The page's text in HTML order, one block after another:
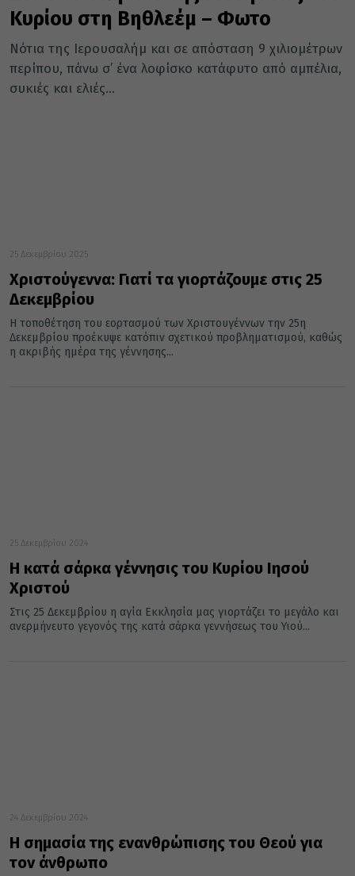
Κυρίου στη Βηθλεέμ – Φωτο
Νότια της Ιερουσαλήμ και σε απόσταση 9 χιλιομέτρων
περίπου, πάνω σ’ ένα λοφίσκο κατάφυτο από αμπέλια,
συκιές και ελιές...
25 Δεκεμβρίου 2025
Χριστούγεννα: Γιατί τα γιορτάζουμε στις 25
Δεκεμβρίου
Η τοποθέτηση του εορτασμού των Χριστουγέννων την 25η
Δεκεμβρίου προέκυψε κατόπιν σχετικού προβληματισμού, καθώς
η ακριβής ημέρα της γέννησης...
25 Δεκεμβρίου 2024
Η κατά σάρκα γέννησις του Κυρίου Ιησού
Χριστού
Στις 25 Δεκεμβρίου η αγία Εκκλησία μας γιορτάζει το μεγάλο και
ανερμήνευτο γεγονός της κατά σάρκα γεννήσεως του Υιού...
24 Δεκεμβρίου 2024
Η σημασία της ενανθρώπισης του Θεού για
τον άνθρωπο